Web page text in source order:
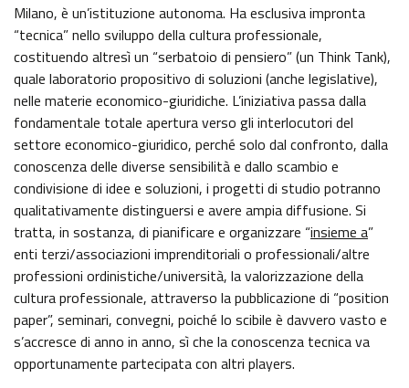
Milano, è un’istituzione autonoma. Ha esclusiva impronta
“tecnica” nello sviluppo della cultura professionale,
costituendo altresì un “serbatoio di pensiero” (un Think Tank),
quale laboratorio propositivo di soluzioni (anche legislative),
nelle materie economico-giuridiche. L’iniziativa passa dalla
fondamentale totale apertura verso gli interlocutori del
settore economico-giuridico, perché solo dal confronto, dalla
conoscenza delle diverse sensibilità e dallo scambio e
condivisione di idee e soluzioni, i progetti di studio potranno
qualitativamente distinguersi e avere ampia diffusione. Si
tratta, in sostanza, di pianificare e organizzare “insieme a”
enti terzi/associazioni imprenditoriali o professionali/altre
professioni ordinistiche/università, la valorizzazione della
cultura professionale, attraverso la pubblicazione di “position
paper”, seminari, convegni, poiché lo scibile è davvero vasto e
s’accresce di anno in anno, sì che la conoscenza tecnica va
opportunamente partecipata con altri players.
SERVIZI EROGATI
PAGAMENTI DELL'AMMINISTRAZIONE
ALTRI CONTENUTI - CORRUZIONE
ALTRI CONTENUTI - ACCESSO CIVICO
ALTRI CONTENUTI
OPERE PUBBLICHE
INTERVENTI STRAORDINARI E DI EMERGENZA
GAZZETTA UFFICIALE
NORMATTIVA